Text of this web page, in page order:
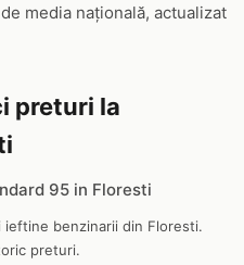
media națională, actualizat
preturi la
95 in Floresti
ieftine benzinarii din Floresti.
preturi.